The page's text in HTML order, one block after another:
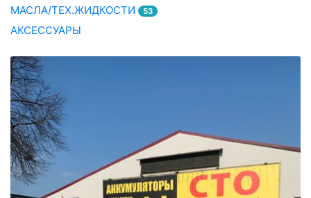
МАСЛА/ТЕХ.ЖИДКОСТИ 53
АКСЕССУАРЫ